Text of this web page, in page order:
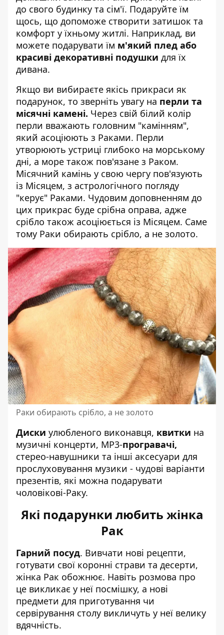
до свого будинку та сім'ї. Подаруйте їм
щось, що допоможе створити затишок та
комфорт у їхньому житлі. Наприклад, ви
можете подарувати їм м'який плед або
красиві декоративні подушки для їх
дивана.
Якщо ви вибираєте якісь прикраси як
подарунок, то зверніть увагу на перли та
місячні камені. Через свій білий колір
перли вважають головним "камінням",
який асоціюють з Раками. Перли
утворюють устриці глибоко на морському
дні, а море також пов'язане з Раком.
Місячний камінь у свою чергу пов'язують
із Місяцем, з астрологічного погляду
"керує" Раками. Чудовим доповненням до
цих прикрас буде срібна оправа, адже
срібло також асоціюється із Місяцем. Саме
тому Раки обирають срібло, а не золото.
Раки обирають срібло, а не золото
Диски улюбленого виконавця, квитки на
музичні концерти, МР3-програвачі,
стерео-навушники та інші аксесуари для
прослуховування музики - чудові варіанти
презентів, які можна подарувати
чоловікові-Раку.
Які подарунки любить жінка
Рак
Гарний посуд. Вивчати нові рецепти,
готувати свої коронні страви та десерти,
жінка Рак обожнює. Навіть розмова про
це викликає у неї посмішку, а нові
предмети для приготування чи
сервірування столу викличуть у неї велику
вдячність.